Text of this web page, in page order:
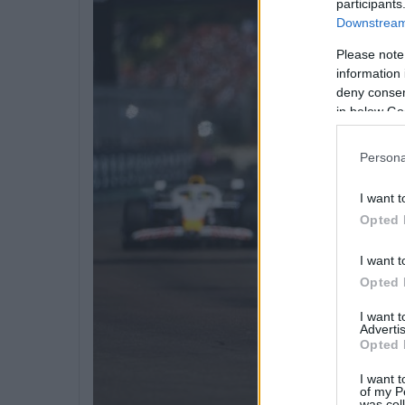
Please
information
deny
in below
I want
Opted
I want
Opted
I want
Opted
I want
of my